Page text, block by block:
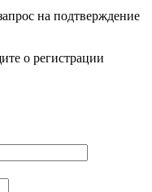
на подтверждение
о регистрации